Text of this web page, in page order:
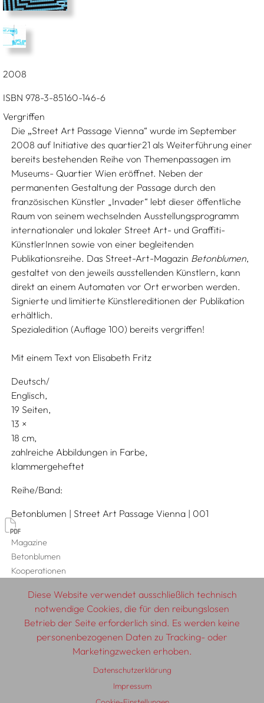
2008
ISBN 978-3-85160-146-6
Vergriffen
Die „Street Art Passage Vienna“ wurde im September
2008 auf Initiative des quartier21 als Weiterführung einer
bereits bestehenden Reihe von Themenpassagen im
Museums- Quartier Wien eröffnet. Neben der
permanenten Gestaltung der Passage durch den
französischen Künstler „Invader“ lebt dieser öffentliche
Raum von seinem wechselnden Ausstellungsprogramm
internationaler und lokaler Street Art- und Graffiti-
KünstlerInnen sowie von einer begleitenden
Publikationsreihe. Das Street-Art-Magazin Betonblumen,
gestaltet von den jeweils ausstellenden Künstlern, kann
direkt an einem Automaten vor Ort erworben werden.
Signierte und limitierte Künstlereditionen der Publikation
erhältlich.
Spezialedition (Auflage 100) bereits vergriffen!
Mit einem Text von Elisabeth Fritz
Deutsch/
Englisch
19 Seiten,
13
18
zahlreiche Abbildungen in Farbe
klammergeheftet
Reihe/Band
Betonblumen | Street Art Passage Vienna | 001
Magazine
Betonblumen
Kooperationen
© 2026 SCHLEBRÜGGE.EDITOR
Textautor:innen AGB
Diese Website verwendet ausschließlich technisch
notwendige Cookies, die für den reibungslosen
Betrieb der Seite erforderlich sind. Es werden keine
personenbezogenen Daten zu Tracking- oder
Marketingzwecken erhoben.
Datenschutzerklärung
Impressum